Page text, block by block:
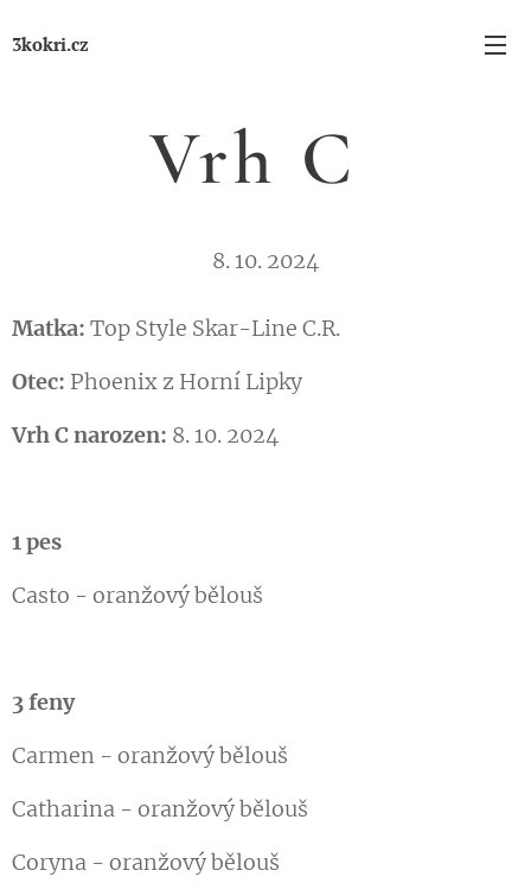
3kokri.cz
Vrh C
8. 10. 2024
Matka: Top Style Skar-Line C.R.
Otec: Phoenix z Horní Lipky
Vrh C narozen: 8. 10. 2024
1 pes
Casto - oranžový bělouš
3 feny
Carmen - oranžový bělouš
Catharina - oranžový bělouš
Coryna - oranžový bělouš